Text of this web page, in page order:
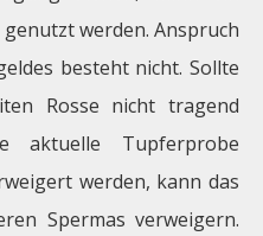
werden. Anspruch
besteht nicht. Sollte
Rosse nicht tragend
aktuelle Tupferprobe
werden, kann das
Spermas verweigern.